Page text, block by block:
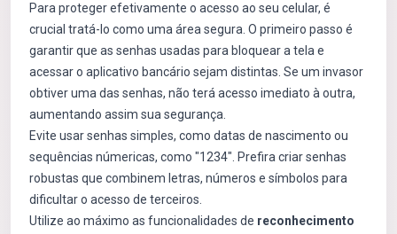
Para proteger efetivamente o acesso ao seu celular, é
crucial tratá-lo como uma área segura. O primeiro passo é
garantir que as senhas usadas para bloquear a tela e
acessar o aplicativo bancário sejam distintas. Se um invasor
obtiver uma das senhas, não terá acesso imediato à outra,
aumentando assim sua segurança.
Evite usar senhas simples, como datas de nascimento ou
sequências númericas, como "1234". Prefira criar senhas
robustas que combinem letras, números e símbolos para
dificultar o acesso de terceiros.
Utilize ao máximo as funcionalidades de reconhecimento